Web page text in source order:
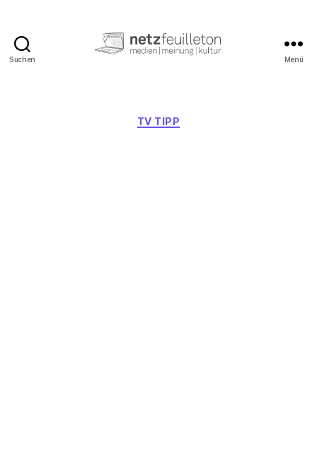
Suchen Menü
Kategorien
TV TIPP